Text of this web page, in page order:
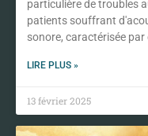
particulière de troubles
patients souffrant
sonore, caractérisée
LIRE PLUS »
13 février 2025